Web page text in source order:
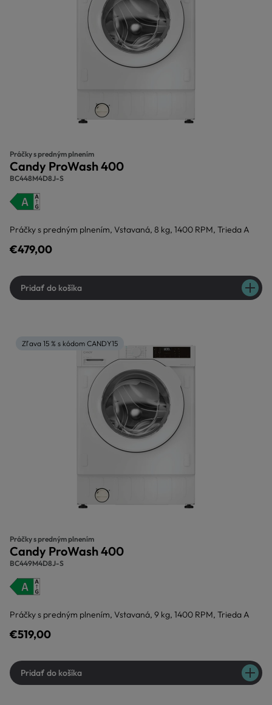
Práčky s predným plnením
Candy ProWash 400
BC448M4D8J-S
Práčky s predným plnením, Vstavaná, 8 kg, 1400 RPM, Trieda A
€479,00
Pridať do košíka
Zľava 15 % s kódom CANDY15
Práčky s predným plnením
Candy ProWash 400
BC449M4D8J-S
Práčky s predným plnením, Vstavaná, 9 kg, 1400 RPM, Trieda A
€519,00
Pridať do košíka